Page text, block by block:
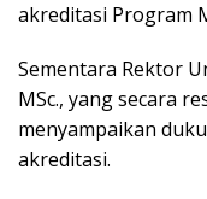
akreditasi Program
Sementara Rektor
MSc., yang secara
menyampaikan
akreditasi.